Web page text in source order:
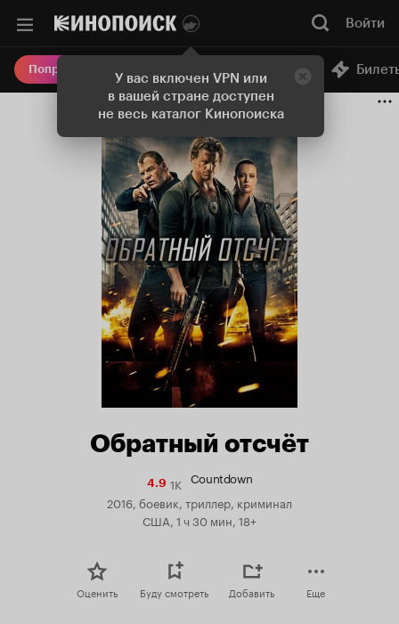
У вас включен VPN или
в вашей стране доступен
не весь каталог Кинопоиска
Войти
Попробовать Плюс Онлайн-кинотеатр
Обратный отсчёт
4.9Рейтинг
1K Countdown
2016, боевик, триллер, криминал
США, 1 ч 30 мин, 18+
Оценить Буду смотреть Добавить Еще